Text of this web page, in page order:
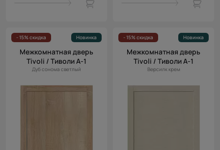
- 15% скидка Новинка
Межкомнатная дверь
Tivoli / Тиволи А-1
Дуб сонома светлый
- 15% скидка Новинка
Межкомнатная дверь
Tivoli / Тиволи А-1
Версилк крем